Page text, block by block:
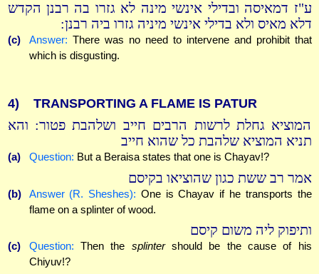
ע"ז דמאיסה ובדילי אינשי מינה לא גזרו בה רבנן הקדש
דלא מאיס ולא בדילי אינשי מיניה גזרו ביה רבנן:
(c) Answer: There was no need to intervene and prohibit that
which is disgusting.
4) TRANSPORTING A FLAME IS PATUR
המוציא גחלת לרשות הרבים חייב ושלהבת פטור: והא
תניא המוציא שלהבת כל שהוא חייב
(a) Question: But a Beraisa states that one is Chayav!?
אמר רב ששת כגון שהוציאו בקיסם
(b) Answer (R. Sheshes): One is Chayav if he transports the
flame on a splinter of wood.
ותיפוק ליה משום קיסם
(c) Question: Then the splintershould be the cause of his
Chiyuv!?